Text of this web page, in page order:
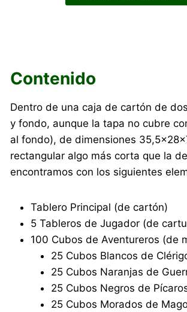
Contenido
Dentro de una caja de cartón de
y fondo, aunque la tapa no cubre
al fondo), de dimensiones
rectangular algo más corta que la
encontramos con los siguientes
Tablero Principal (de cartón)
5 Tableros de Jugador (de
100 Cubos de Aventureros (de
25 Cubos Blancos de
25 Cubos Naranjas de
25 Cubos Negros de
25 Cubos Morados de